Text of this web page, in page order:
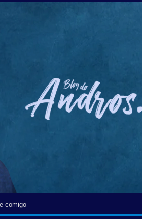
comigo